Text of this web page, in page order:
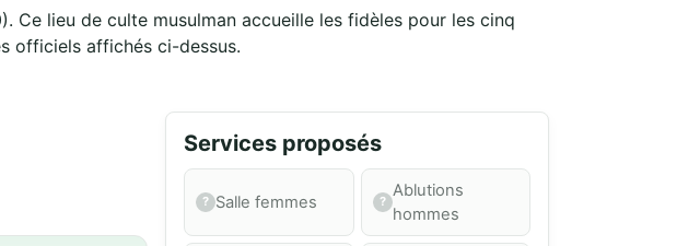
Ce lieu de culte musulman accueille les fidèles pour les cinq
officiels affichés ci-dessus.
Services proposés
Salle femmes
Ablutions
hommes